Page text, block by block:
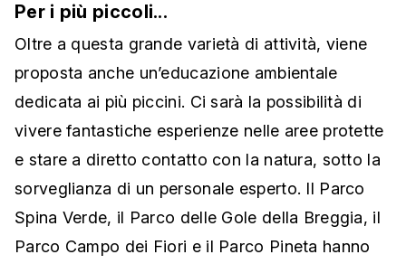
Per i più piccoli...
Oltre a questa grande varietà di attività, viene
proposta anche un’educazione ambientale
dedicata ai più piccini. Ci sarà la possibilità di
vivere fantastiche esperienze nelle aree protette
e stare a diretto contatto con la natura, sotto la
sorveglianza di un personale esperto. Il Parco
Spina Verde, il Parco delle Gole della Breggia, il
Parco Campo dei Fiori e il Parco Pineta hanno